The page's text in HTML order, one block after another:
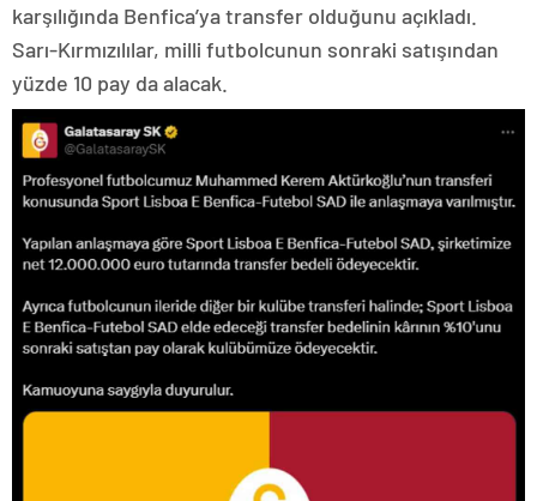
karşılığında Benfica’ya transfer olduğunu açıkladı.
Sarı-Kırmızılılar, milli futbolcunun sonraki satışından
yüzde 10 pay da alacak.